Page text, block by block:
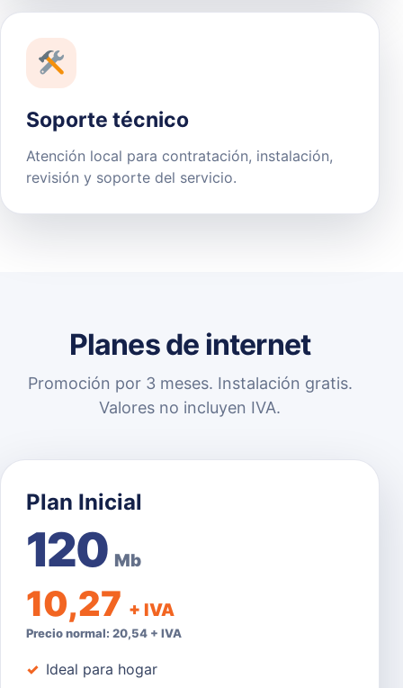
Soporte técnico
Atención local para contratación, instalación,
revisión y soporte del servicio.
Planes de internet
Promoción por 3 meses. Instalación gratis.
Valores no incluyen IVA.
Plan Inicial
120 Mb
10,27 + IVA
Precio normal: 20,54 + IVA
Ideal para hogar